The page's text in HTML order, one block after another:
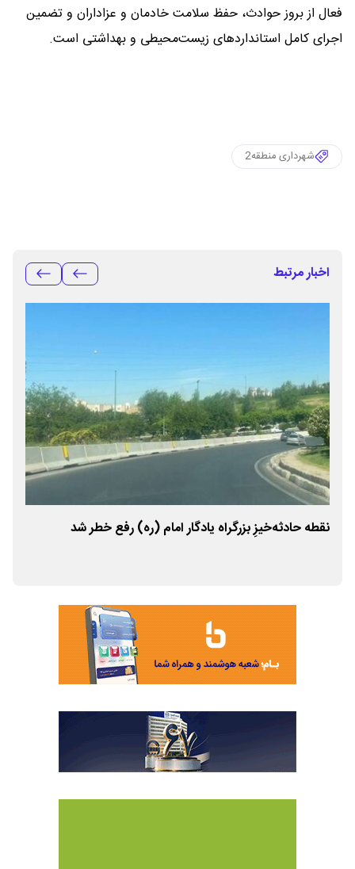
فعال از بروز حوادث، حفظ سلامت خادمان و عزاداران و تضمین
اجرای کامل استانداردهای زیست‌محیطی و بهداشتی است.
شهرداری منطقه2
اخبار مرتبط
نقطه حادثه‌خیزِ بزرگراه یادگار امام (ره) رفع خطر شد